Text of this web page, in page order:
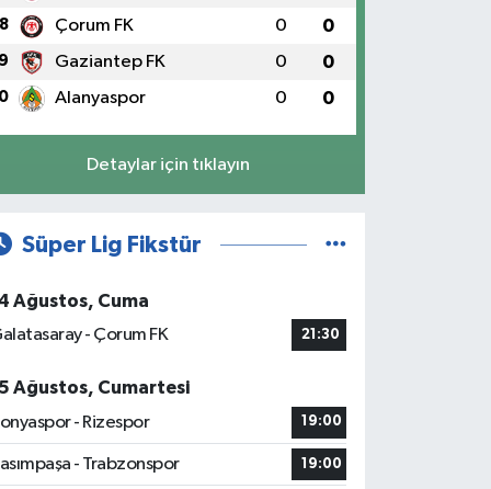
8 Çorum FK 0 0
9 Gaziantep FK 0 0
Alanyaspor 0 0
Detaylar için tıklayın
Süper Lig Fikstür
Ağustos, Cuma
- Çorum FK
21:30
Ağustos, Cumartesi
- Rizespor
19:00
- Trabzonspor 19:00